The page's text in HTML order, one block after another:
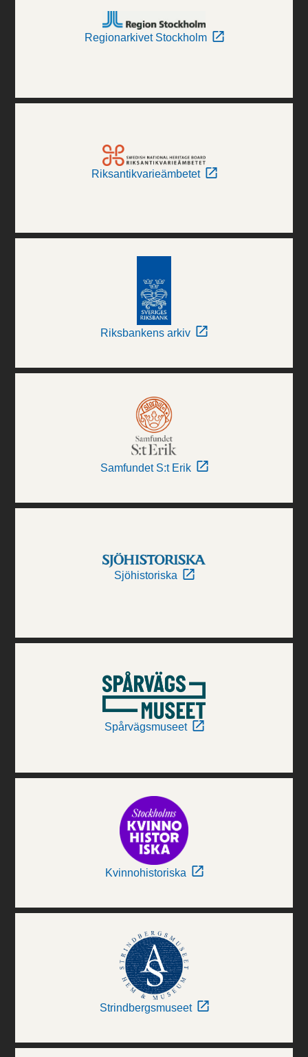
Regionarkivet Stockholm
Riksantikvarieämbetet
Riksbankens arkiv
Samfundet S:t Erik
Sjöhistoriska
Spårvägsmuseet
Kvinnohistoriska
Strindbergsmuseet